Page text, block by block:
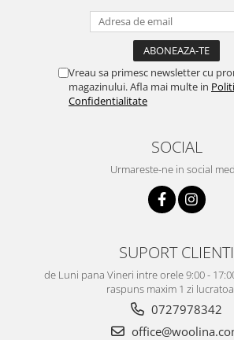
Vreau sa primesc newsletter cu
magazinului. Afla mai multe in
Confidentialitate
SOCIAL
Urmareste-ne in social
SUPORT CLIENTI
de Luni pana Vineri intre orele 9:00 -
raspuns maxim 1 zi
0727978342